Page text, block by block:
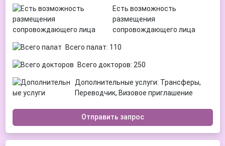
Есть возможность
размещения
сопровождающего лица
Всего палат: 110
Всего докторов: 250
Дополнительные услуги: Трансферы,
Переводчик, Визовое приглашение
Отправить запрос